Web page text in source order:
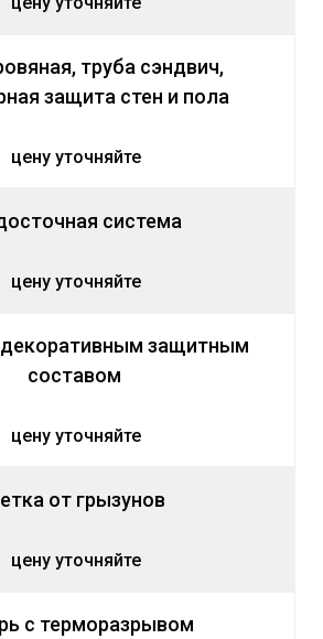
труба сэндвич,
защита стен и пола
цену уточняйте
система
цену уточняйте
защитным
составом
цену уточняйте
от грызунов
цену уточняйте
с терморазрывом